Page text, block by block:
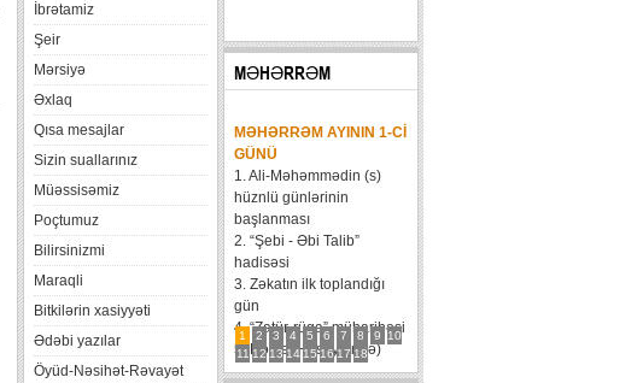
İbrətamiz
Şeir
Mərsiyə
Əxlaq
Qısa mesajlar
Sizin suallarınız
Müəssisəmiz
Poçtumuz
Bilirsinizmi
Maraqli
Bitkilərin xasiyyəti
Ədəbi yazılar
Öyüd-Nəsihət-Rəvayət
MƏHƏRRƏM
1 2 3 4 5 6 7 8 9
10
11 12 13 14 15 16 17 18
MƏHƏRRƏM AYININ 1-CI
GÜNÜ
1. Ali-Məhəmmədin (s)
hüznlü günlərinin
başlanması
2. “Şebi - Əbi Talib”
hadisəsi
3. Zəkatın ilk toplandığı
gün
4. “Zatür-rüqa” müharibəsi
5. Həzrət Hüseynin (ə)
karvanının Bəni Məqatilin